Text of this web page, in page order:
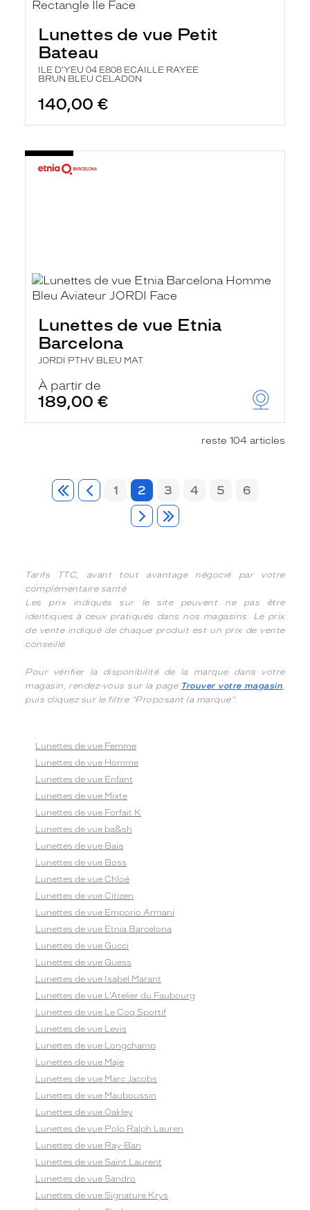
Lunettes de vue Petit
Bateau
ILE D'YEU 04 E808 ECAILLE RAYEE
BRUN BLEU CELADON
140,00 €
Lunettes de vue Etnia
Barcelona
JORDI PTHV BLEU MAT
À partir de
189,00 €
reste 104 articles
1 2 3 4 5 6
Tarifs TTC, avant tout avantage négocié par votre
complémentaire santé
Les prix indiqués sur le site peuvent ne pas être
identiques à ceux pratiqués dans nos magasins. Le prix
de vente indiqué de chaque produit est un prix de vente
conseillé.
Pour vérifier la disponibilité de la marque dans votre
magasin, rendez-vous sur la page Trouver votre magasin,
puis cliquez sur le filtre "Proposant la marque".
Lunettes de vue Femme
Lunettes de vue Homme
Lunettes de vue Enfant
Lunettes de vue Mixte
Lunettes de vue Forfait K
Lunettes de vue ba&sh
Lunettes de vue Baia
Lunettes de vue Boss
Lunettes de vue Chloé
Lunettes de vue Citizen
Lunettes de vue Emporio Armani
Lunettes de vue Etnia Barcelona
Lunettes de vue Gucci
Lunettes de vue Guess
Lunettes de vue Isabel Marant
Lunettes de vue L'Atelier du Faubourg
Lunettes de vue Le Coq Sportif
Lunettes de vue Levis
Lunettes de vue Longchamp
Lunettes de vue Maje
Lunettes de vue Marc Jacobs
Lunettes de vue Mauboussin
Lunettes de vue Oakley
Lunettes de vue Polo Ralph Lauren
Lunettes de vue Ray-Ban
Lunettes de vue Saint Laurent
Lunettes de vue Sandro
Lunettes de vue Signature Krys